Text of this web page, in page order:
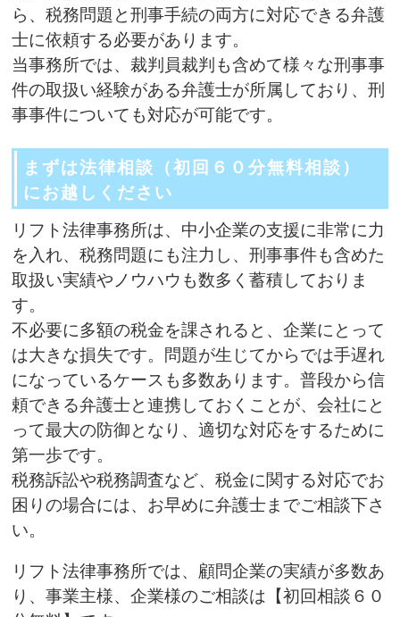
ら、税務問題と刑事手続の両方に対応できる弁護
士に依頼する必要があります。
当事務所では、裁判員裁判も含めて様々な刑事事
件の取扱い経験がある弁護士が所属しており、刑
事事件についても対応が可能です。
まずは法律相談（初回６０分無料相談）
にお越しください
リフト法律事務所は、中小企業の支援に非常に力
を入れ、税務問題にも注力し、刑事事件も含めた
取扱い実績やノウハウも数多く蓄積しておりま
す。
不必要に多額の税金を課されると、企業にとって
は大きな損失です。問題が生じてからでは手遅れ
になっているケースも多数あります。普段から信
頼できる弁護士と連携しておくことが、会社にと
って最大の防御となり、適切な対応をするために
第一歩です。
税務訴訟や税務調査など、税金に関する対応でお
困りの場合には、お早めに弁護士までご相談下さ
い。
リフト法律事務所では、顧問企業の実績が多数あ
り、事業主様、企業様のご相談は【初回相談６０